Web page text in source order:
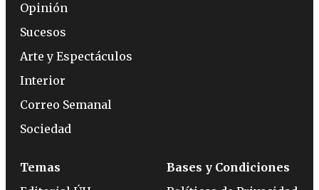
Opinión
Sucesos
Arte y Espectáculos
Interior
Correo Semanal
Sociedad
Temas
Bases y Condiciones